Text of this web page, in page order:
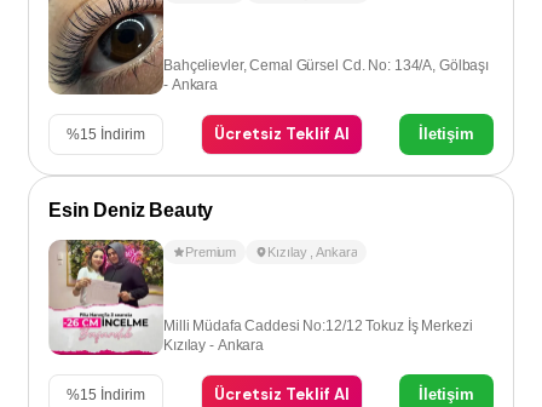
Bahçelievler, Cemal Gürsel Cd. No: 134/A, Gölbaşı
- Ankara
%15 İndirim Ücretsiz Teklif Al İletişim
Esin Deniz Beauty
Premium Kızılay ,Ankara
Milli Müdafa Caddesi No:12/12 Tokuz İş Merkezi
Kızılay - Ankara
%15 İndirim Ücretsiz Teklif Al İletişim